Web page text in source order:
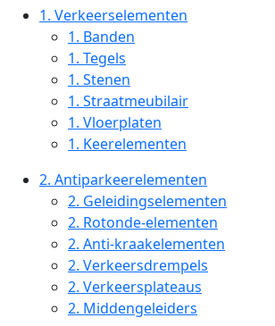
1. Verkeerselementen
1. Banden
1. Tegels
1. Stenen
1. Straatmeubilair
1. Vloerplaten
1. Keerelementen
2. Antiparkeerelementen
2. Geleidingselementen
2. Rotonde-elementen
2. Anti-kraakelementen
2. Verkeersdrempels
2. Verkeersplateaus
2. Middengeleiders